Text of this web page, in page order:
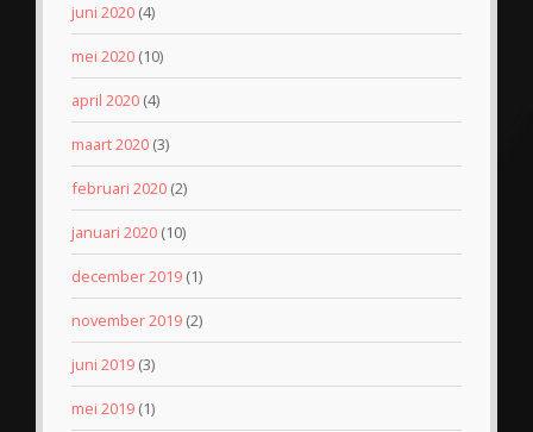
juni 2020 (4)
mei 2020 (10)
april 2020 (4)
maart 2020 (3)
februari 2020 (2)
januari 2020 (10)
december 2019 (1)
november 2019 (2)
juni 2019 (3)
mei 2019 (1)